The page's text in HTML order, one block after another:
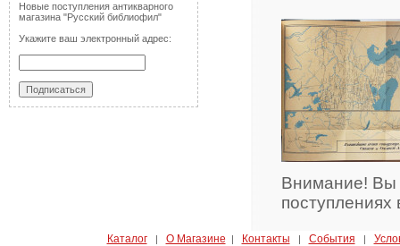
Новые поступления антикварного
магазина "Русский библиофил"
Укажите ваш электронный адрес:
Внимание! Вы
Каталог| О Магазине | Контакты | События |